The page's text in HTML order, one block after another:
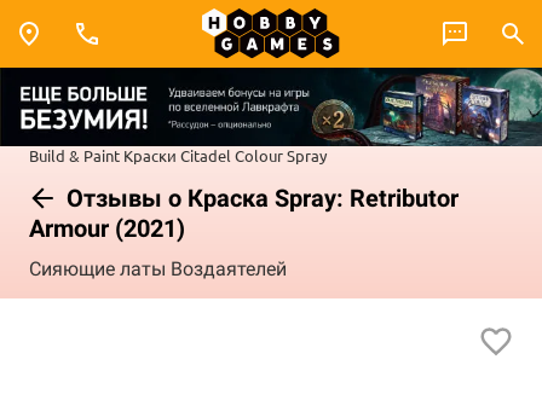
Build & Paint Краски Citadel ColourSpray
Отзывы о Краска Spray: Retributor
Armour (2021)
Сияющие латы Воздаятелей